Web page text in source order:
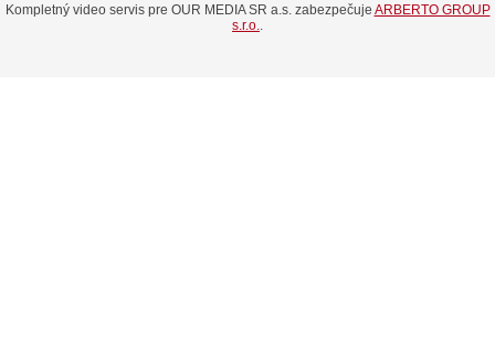
Kompletný video servis pre OUR MEDIA SR a.s. zabezpečuje ARBERTO GROUP
s.r.o.